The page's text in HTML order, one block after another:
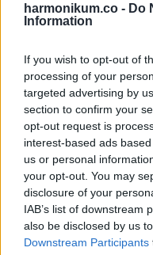
harmonikum.co - Do
Information
If you wish to opt-out of
processing of your
targeted advertising by
section to confirm your
opt-out request is
interest-based ads
us or personal
your opt-out. You may
disclosure of your
IAB’s list of downstream
also be disclosed by us
Downstream Participants
1) Hatás a
Mivel az okra
inzulin vagy metformin
könnyebben leesik a
Tipp: fokozatosan